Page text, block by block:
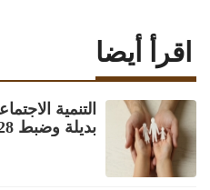
اقرأ أيضا
بديلة وضبط 228 متسولا خلال تموز